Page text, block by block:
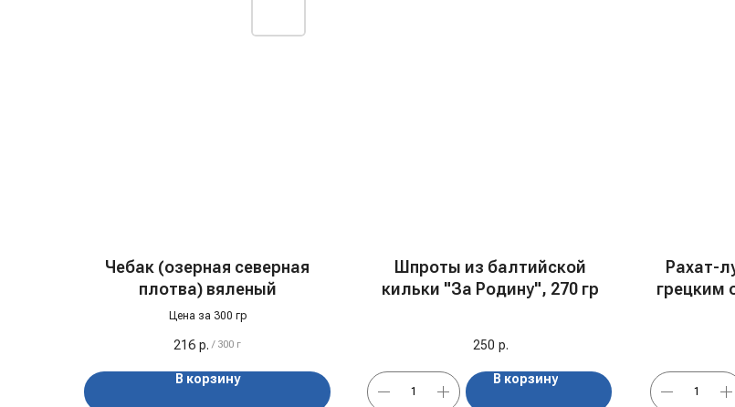
Чебак (озерная северная
плотва) вяленый
Цена за 300 гр
216 р. / 300 г
В корзину
Шпроты из балтийской
кильки "За Родину", 270 гр
250 р.
В корзину
Рахат-
грецким